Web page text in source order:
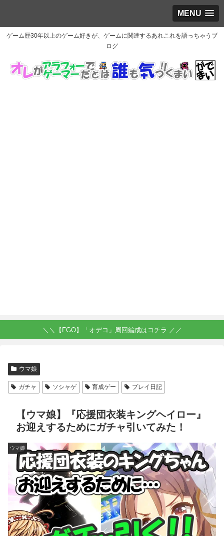
MENU
ゲーム歴30年以上のゲーム好きが、ゲームに関連するあれこれを語っちゃうブ
ログ
＼＼【FGO】「オデコ」周回編成はコチラ ／／
ウマ娘
ガチャ ソシャゲ 育成ゲー プレイ日記
【ウマ娘】『応援団衣装キングヘイロー』
お迎えするためにガチャ引いてみた！
ウマ娘